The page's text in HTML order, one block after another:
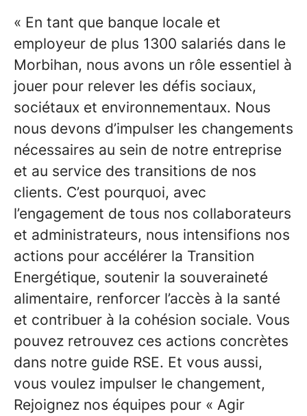
« En tant que banque locale et
employeur de plus 1300 salariés dans le
Morbihan, nous avons un rôle essentiel à
jouer pour relever les défis sociaux,
sociétaux et environnementaux. Nous
nous devons d’impulser les changements
nécessaires au sein de notre entreprise
et au service des transitions de nos
clients. C’est pourquoi, avec
l’engagement de tous nos collaborateurs
et administrateurs, nous intensifions nos
actions pour accélérer la Transition
Energétique, soutenir la souveraineté
alimentaire, renforcer l’accès à la santé
et contribuer à la cohésion sociale. Vous
pouvez retrouvez ces actions concrètes
dans notre guide RSE. Et vous aussi,
vous voulez impulser le changement,
Rejoignez nos équipes pour « Agir